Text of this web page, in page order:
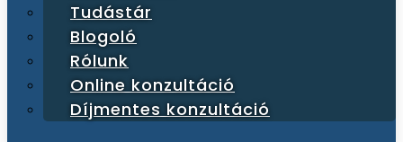
Tudástár
Blogoló
Rólunk
Online konzultáció
Díjmentes konzultáció